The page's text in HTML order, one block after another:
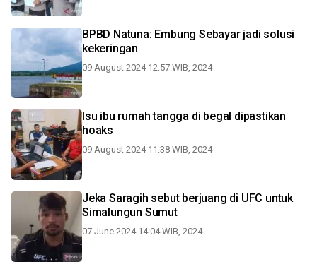
BPBD Natuna: Embung Sebayar jadi solusi
kekeringan
09 August 2024 12:57 WIB, 2024
Isu ibu rumah tangga di begal dipastikan
hoaks
09 August 2024 11:38 WIB, 2024
Jeka Saragih sebut berjuang di UFC untuk
Simalungun Sumut
07 June 2024 14:04 WIB, 2024